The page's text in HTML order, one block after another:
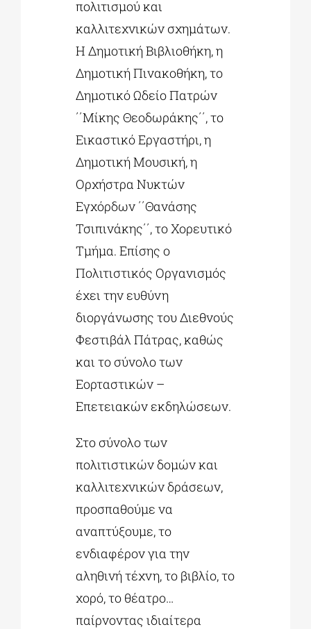
πολιτισμού και
καλλιτεχνικών σχημάτων.
Η Δημοτική Βιβλιοθήκη, η
Δημοτική Πινακοθήκη, το
Δημοτικό Ωδείο Πατρών
΄΄Μίκης Θεοδωράκης΄΄, το
Εικαστικό Εργαστήρι, η
Δημοτική Μουσική, η
Ορχήστρα Νυκτών
Εγχόρδων ΄΄Θανάσης
Τσιπινάκης΄΄, το Χορευτικό
Τμήμα. Επίσης ο
Πολιτιστικός Οργανισμός
έχει την ευθύνη
διοργάνωσης του Διεθνούς
Φεστιβάλ Πάτρας, καθώς
και το σύνολο των
Εορταστικών –
Επετειακών εκδηλώσεων.
Στο σύνολο των
πολιτιστικών δομών και
καλλιτεχνικών δράσεων,
προσπαθούμε να
αναπτύξουμε, το
ενδιαφέρον για την
αληθινή τέχνη, το βιβλίο, το
χορό, το θέατρο…
παίρνοντας ιδιαίτερα